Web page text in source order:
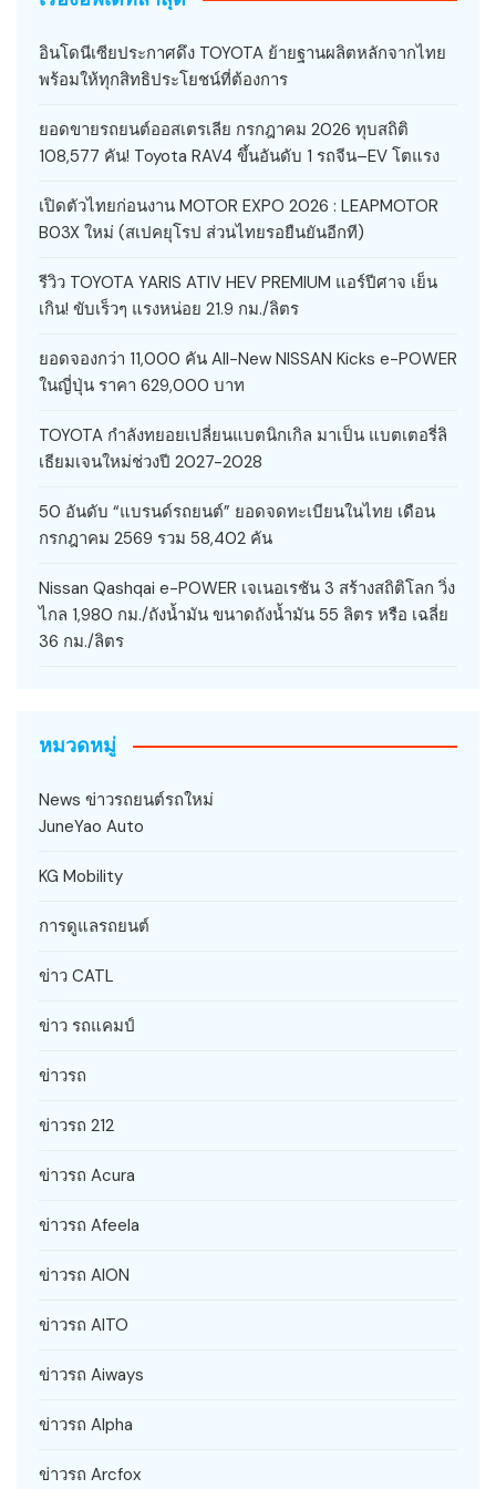
อินโดนีเซียประกาศดึง TOYOTA ย้ายฐานผลิตหลักจากไทย
พร้อมให้ทุกสิทธิประโยชน์ที่ต้องการ
ยอดขายรถยนต์ออสเตรเลีย กรกฎาคม 2026 ทุบสถิติ
108,577 คัน! Toyota RAV4 ขึ้นอันดับ 1 รถจีน–EV โตแรง
เปิดตัวไทยก่อนงาน MOTOR EXPO 2026 : LEAPMOTOR
B03X ใหม่ (สเปคยุโรป ส่วนไทยรอยืนยันอีกที)
รีวิว TOYOTA YARIS ATIV HEV PREMIUM แอร์ปีศาจ เย็น
เกิน! ขับเร็วๆ แรงหน่อย 21.9 กม./ลิตร
ยอดจองกว่า 11,000 คัน All-New NISSAN Kicks e-POWER
ในญี่ปุ่น ราคา 629,000 บาท
TOYOTA กำลังทยอยเปลี่ยนแบตนิกเกิล มาเป็น แบตเตอรี่ลิ
เธียมเจนใหม่ช่วงปี 2027-2028
50 อันดับ “แบรนด์รถยนต์” ยอดจดทะเบียนในไทย เดือน
กรกฎาคม 2569 รวม 58,402 คัน
Nissan Qashqai e-POWER เจเนอเรชัน 3 สร้างสถิติโลก วิ่ง
ไกล 1,980 กม./ถังน้ำมัน ขนาดถังน้ำมัน 55 ลิตร หรือ เฉลี่ย
36 กม./ลิตร
หมวดหมู่
News ข่าวรถยนต์รถใหม่
JuneYao Auto
KG Mobility
การดูแลรถยนต์
ข่าว CATL
ข่าว รถแคมป์
ข่าวรถ
ข่าวรถ 212
ข่าวรถ Acura
ข่าวรถ Afeela
ข่าวรถ AION
ข่าวรถ AITO
ข่าวรถ Aiways
ข่าวรถ Alpha
ข่าวรถ Arcfox